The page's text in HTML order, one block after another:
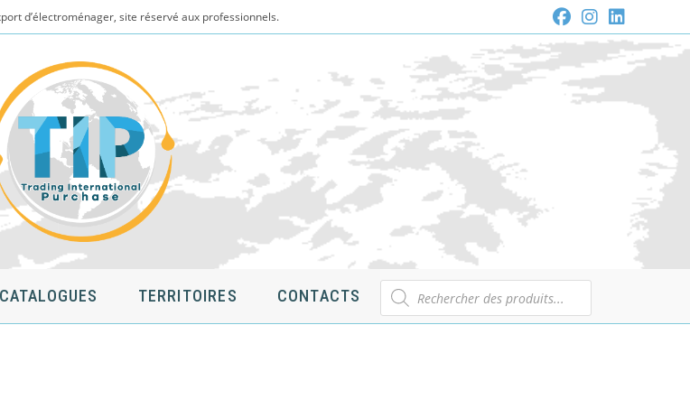
d’électroménager, site réservé aux professionnels.
TERRITOIRES CONTACTS
Recherche
de
produits